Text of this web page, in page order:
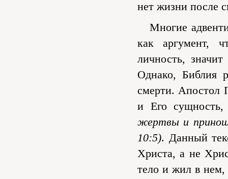
нет жизни после
Многие
как аргумент,
личность,
Однако, Библия
смерти. Апостол
и Его
жертвы и
10:5). Данный
Христа, а не
тело и жил в нем,